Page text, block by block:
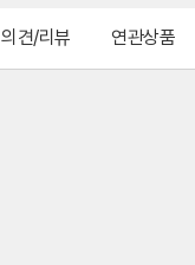
의견/리뷰 연관상품